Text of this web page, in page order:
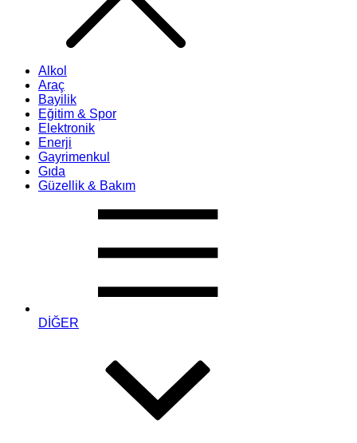
Alkol
Araç
Bayilik
Eğitim & Spor
Elektronik
Enerji
Gayrimenkul
Gıda
Güzellik & Bakım
DİĞER